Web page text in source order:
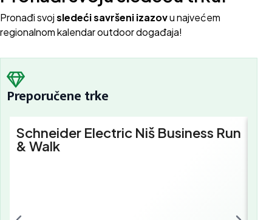
Pronađi svojsledeći savršeni izazovu najvećem
regionalnom kalendar outdoor događaja!
Preporučene trke
Schneider Electric Niš Business Run
& Walk